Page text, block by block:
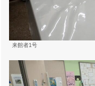
来館者1号